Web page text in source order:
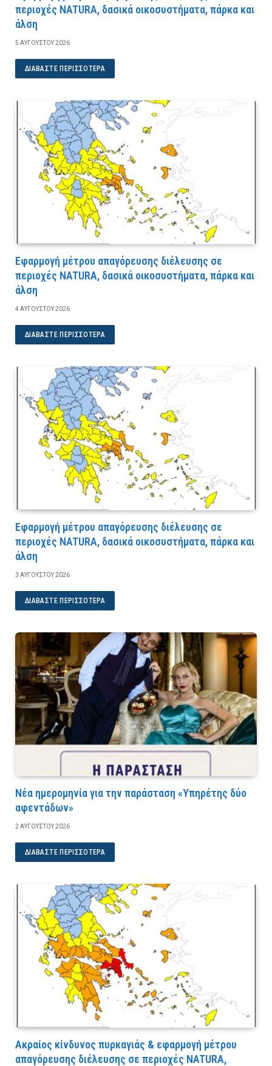
περιοχές NATURA, δασικά οικοσυστήματα, πάρκα και
άλση
5 ΑΥΓΟΎΣΤΟΥ 2026
ΔΙΑΒΆΣΤΕ ΠΕΡΙΣΣΌΤΕΡΑ
Εφαρμογή μέτρου απαγόρευσης διέλευσης σε
περιοχές NATURA, δασικά οικοσυστήματα, πάρκα και
άλση
4 ΑΥΓΟΎΣΤΟΥ 2026
ΔΙΑΒΆΣΤΕ ΠΕΡΙΣΣΌΤΕΡΑ
Εφαρμογή μέτρου απαγόρευσης διέλευσης σε
περιοχές NATURA, δασικά οικοσυστήματα, πάρκα και
άλση
3 ΑΥΓΟΎΣΤΟΥ 2026
ΔΙΑΒΆΣΤΕ ΠΕΡΙΣΣΌΤΕΡΑ
Νέα ημερομηνία για την παράσταση «Υπηρέτης δύο
αφεντάδων»
2 ΑΥΓΟΎΣΤΟΥ 2026
ΔΙΑΒΆΣΤΕ ΠΕΡΙΣΣΌΤΕΡΑ
Ακραίος κίνδυνος πυρκαγιάς & εφαρμογή μέτρου
απαγόρευσης διέλευσης σε περιοχές NATURA,